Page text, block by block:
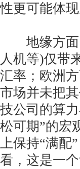
性更可能体
地缘方面
人机等)仅带
汇率；欧洲
市场并未把
技公司的算
松可期”的宏
上保持“满配
看，这是一